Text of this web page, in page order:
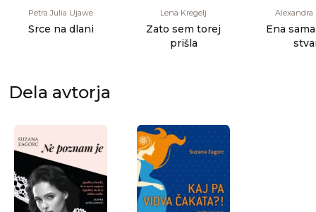
Petra Julia Ujawe
Srce na dlani
Lena Kregelj
Zato sem torej
prišla
Alexandra
Ena
Dela avtorja